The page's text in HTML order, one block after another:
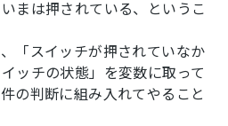
まは押されている、というこ
「スイッチが押されていなか
ッチの状態」を変数に取って
の判断に組み入れてやること